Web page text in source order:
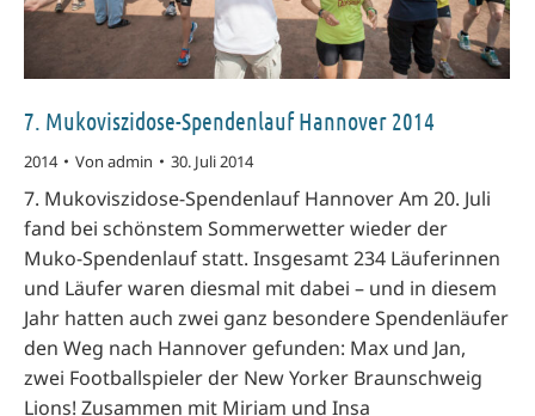
7. Mukoviszidose-Spendenlauf Hannover 2014
2014 Von admin 30. Juli 2014
7. Mukoviszidose-Spendenlauf Hannover Am 20. Juli
fand bei schönstem Sommerwetter wieder der
Muko-Spendenlauf statt. Insgesamt 234 Läuferinnen
und Läufer waren diesmal mit dabei – und in diesem
Jahr hatten auch zwei ganz besondere Spendenläufer
den Weg nach Hannover gefunden: Max und Jan,
zwei Footballspieler der New Yorker Braunschweig
Lions! Zusammen mit Miriam und Insa